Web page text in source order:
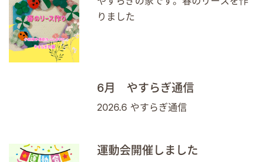
りました
6月 やすらぎ通信
2026.6 やすらぎ通信
運動会開催しました